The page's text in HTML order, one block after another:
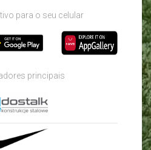
para o seu celular
principais